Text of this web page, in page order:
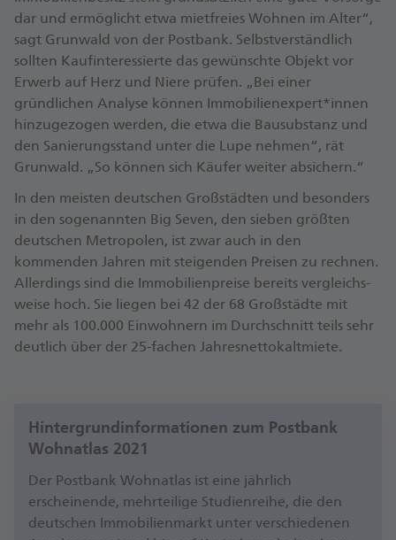
dar und ermöglicht etwa miet­freies Wohnen im Alter“,
sagt Grunwald von der Postbank. Selbst­verständlich
sollten Kauf­interessierte das gewünschte Objekt vor
Erwerb auf Herz und Niere prüfen. „Bei einer
gründlichen Analyse können Immobilien­expert*innen
hinzugezogen werden, die etwa die Bau­substanz und
den Sanierungs­stand unter die Lupe nehmen“, rät
Grunwald. „So können sich Käufer weiter absichern.“
In den meisten deutschen Groß­städten und besonders
in den sogenannten Big Seven, den sieben größten
deutschen Metropolen, ist zwar auch in den
kommenden Jahren mit steigenden Preisen zu rechnen.
Allerdings sind die Immobilien­preise bereits vergleichs­
weise hoch. Sie liegen bei 42 der 68 Groß­städte mit
mehr als 100.000 Ein­wohnern im Durchschnitt teils sehr
deutlich über der 25-fachen Jahres­netto­kalt­miete.
Hintergrundinformationen zum Postbank
Wohnatlas 2021
Der Postbank Wohnatlas ist eine jährlich
erscheinende, mehrteilige Studienreihe, die den
deutschen Immobilienmarkt unter verschiedenen